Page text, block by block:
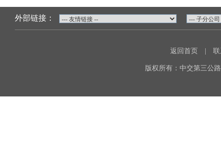
外部链接：
返回首页
版权所有：中交第三